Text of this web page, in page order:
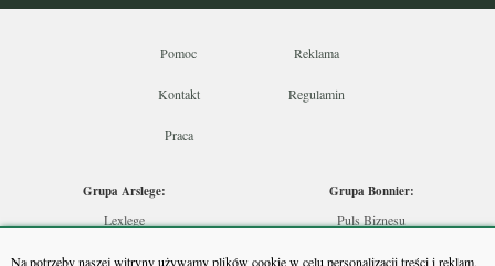
Na potrzeby naszej witryny używamy plików cookie w celu personalizacji treści i reklam,
Pomoc Reklama
Kontakt Regulamin
Praca
Grupa Arslege:
Lexlege
Grupa Bonnier:
Puls Biznesu